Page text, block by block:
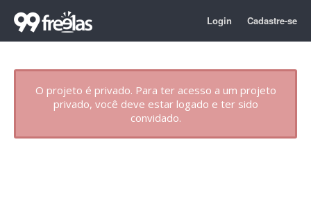
Login Cadastre-se
O projeto é privado. Para ter acesso a um projeto
privado, você deve estar logado e ter sido
convidado.